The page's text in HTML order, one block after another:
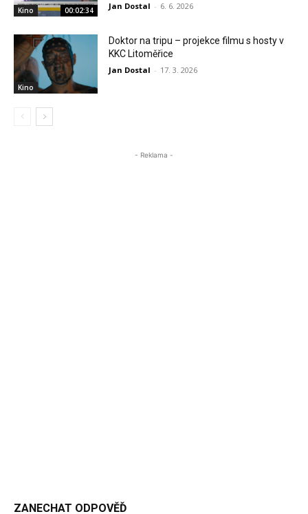
Kino 00:02:34 Jan Dostal - 6. 6. 2026
Kino
Doktor na tripu – projekce filmu s hosty v
KKC Litoměřice
Jan Dostal - 17. 3. 2026
- Reklama -
ZANECHAT ODPOVĚĎ